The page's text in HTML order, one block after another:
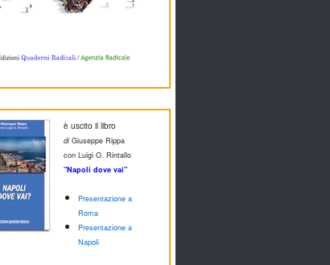
è uscito il libro
diGiuseppe Rippa
con Luigi O. Rintallo
"Napoli dove vai"
Presentazione a
Roma
Presentazione a
Napoli